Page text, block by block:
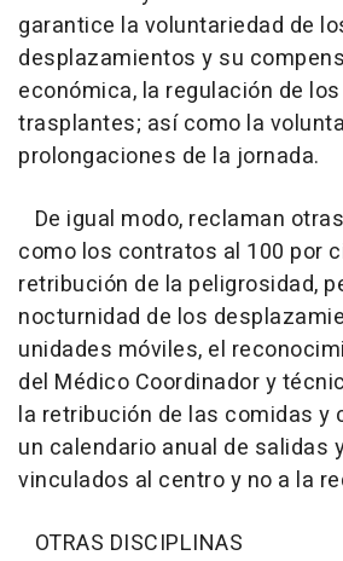
garantice la voluntariedad de
desplazamientos y su
económica, la regulación de
trasplantes; así como la
prolongaciones de la jornada.
De igual modo, reclaman
como los contratos al 100 por
retribución de la peligrosidad,
nocturnidad de los
unidades móviles, el
del Médico Coordinador y
la retribución de las comidas y
un calendario anual de salidas
vinculados al centro y no a la
OTRAS DISCIPLINAS